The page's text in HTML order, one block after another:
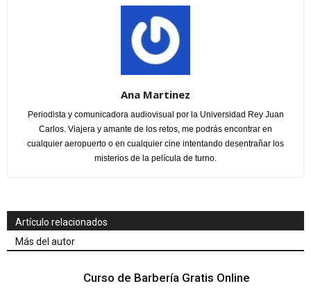
Ana Martinez
Periodista y comunicadora audiovisual por la Universidad Rey Juan
Carlos. Viajera y amante de los retos, me podrás encontrar en
cualquier aeropuerto o en cualquier cine intentando desentrañar los
misterios de la película de turno.
Artículo relacionados
Más del autor
Curso de Barbería Gratis Online